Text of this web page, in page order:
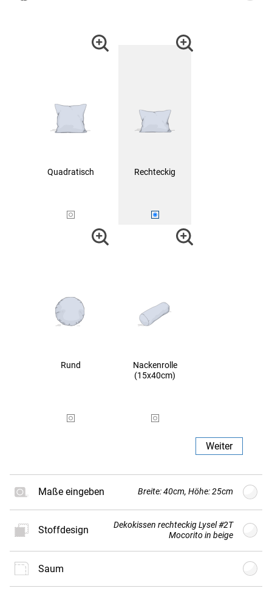
Quadratisch Rechteckig
Rund
Nackenrolle
(15x40cm)
Weiter
Maße eingeben Breite: 40cm, Höhe: 25cm
B Breite
(min. 20cm - max.
Stoffdesign
Dekokissen rechteckig Lysel #2T
Mocorito in beige
Saum